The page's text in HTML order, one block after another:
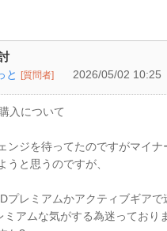
と [質問者] 2026/05/02 10:25
入について
ンジを待ってたのですがマイ
うと思うのですが、
プレミアムかアクティブギア
ミアムな気がする為迷っており